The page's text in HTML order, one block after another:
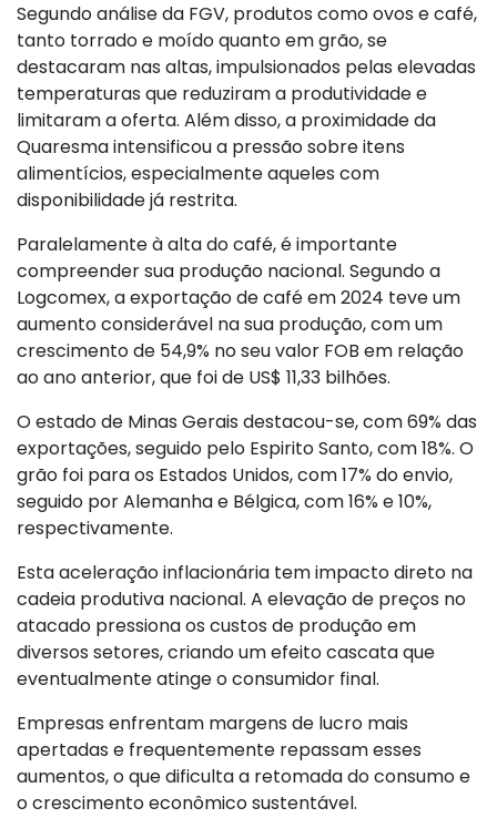
Segundo análise da FGV, produtos como ovos e café,
tanto torrado e moído quanto em grão, se
destacaram nas altas, impulsionados pelas elevadas
temperaturas que reduziram a produtividade e
limitaram a oferta. Além disso, a proximidade da
Quaresma intensificou a pressão sobre itens
alimentícios, especialmente aqueles com
disponibilidade já restrita.
Paralelamente à alta do café, é importante
compreender sua produção nacional. Segundo a
Logcomex, a exportação de café em 2024 teve um
aumento considerável na sua produção, com um
crescimento de 54,9% no seu valor FOB em relação
ao ano anterior, que foi de US$ 11,33 bilhões.
O estado de Minas Gerais destacou-se, com 69% das
exportações, seguido pelo Espirito Santo, com 18%. O
grão foi para os Estados Unidos, com 17% do envio,
seguido por Alemanha e Bélgica, com 16% e 10%,
respectivamente.
Esta aceleração inflacionária tem impacto direto na
cadeia produtiva nacional. A elevação de preços no
atacado pressiona os custos de produção em
diversos setores, criando um efeito cascata que
eventualmente atinge o consumidor final.
Empresas enfrentam margens de lucro mais
apertadas e frequentemente repassam esses
aumentos, o que dificulta a retomada do consumo e
o crescimento econômico sustentável.